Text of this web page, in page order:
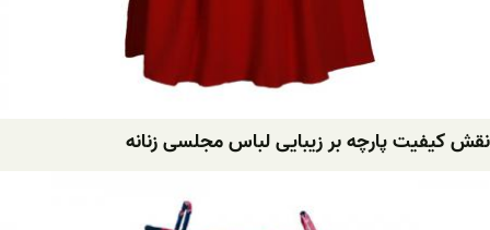
نقش کیفیت پارچه بر زیبایی لباس مجلسی زنانه